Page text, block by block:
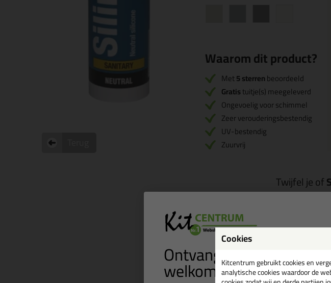
Waarom dit product?
Met5 sterrenbeoordeeld
Gratistuitje(s) meegeleverd
Ongevoelig voor schimmel
Zeer verouderingsbestendig
UV-bestendig
Zuurvrij
Twijfel je of
Cookies
Kitcentrum gebruikt cookies en
analytische cookies waardoor de
Ontvang een
welkomstcadeau 💚